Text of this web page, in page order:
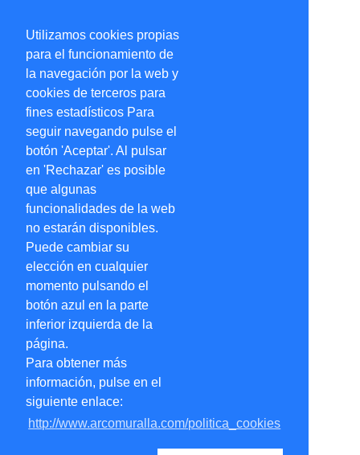
Utilizamos cookies propias
para el funcionamiento de
la navegación por la web y
cookies de terceros para
fines estadísticos Para
seguir navegando pulse el
botón 'Aceptar'. Al pulsar
en 'Rechazar' es posible
que algunas
funcionalidades de la web
no estarán disponibles.
Puede cambiar su
elección en cualquier
momento pulsando el
botón azul en la parte
inferior izquierda de la
página.
Para obtener más
información, pulse en el
siguiente enlace:
http://www.arcomuralla.com/politica_cookies